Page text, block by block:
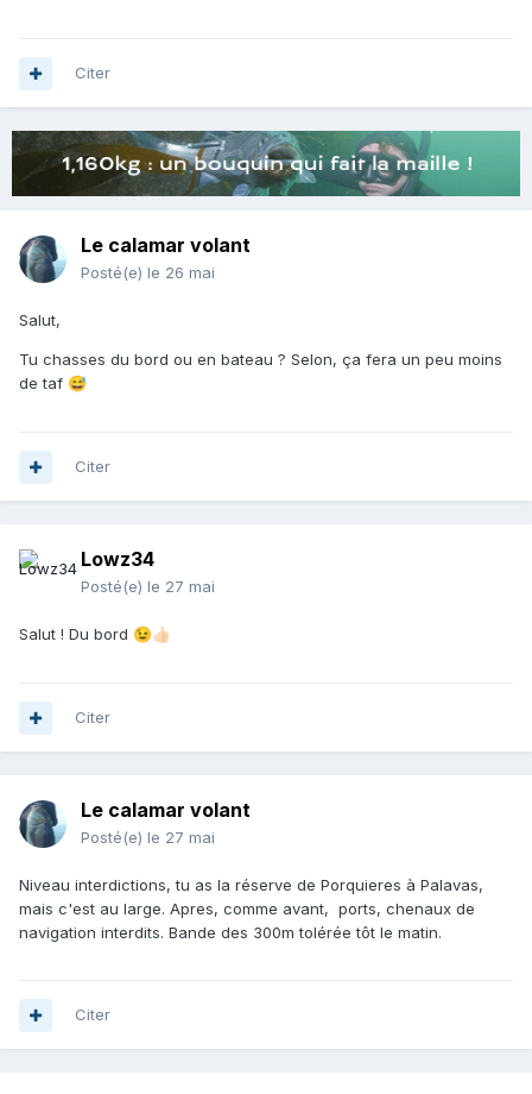
Citer
Le calamar volant
Posté(e) le 26 mai
Salut,
Tu chasses du bord ou en bateau ? Selon, ça fera un peu moins
de taf 😅
Citer
Lowz34
Posté(e) le 27 mai
Salut ! Du bord 😉👍🏻
Citer
Le calamar volant
Posté(e) le 27 mai
Niveau interdictions, tu as la réserve de Porquieres à Palavas,
mais c'est au large. Apres, comme avant, ports, chenaux de
navigation interdits. Bande des 300m tolérée tôt le matin.
Citer